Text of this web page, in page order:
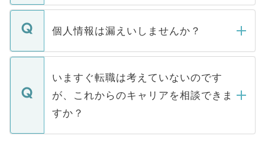
ません。
■応募殺到を避けるため 人気のある医療機
関を公にしてしまうと、応募が殺到する場
に、医療機関が求める条件に合った人材の
みを人材紹介会社に依頼するケースが増え
ています。
転職・入職を強要することは一切ありませ
ん。また、仮に応募先から内定をいただい
定を承諾する必要はありません。内定先へ
の辞退の連絡はキャリアパートナーが行い
個人情報は漏えいしませんか？
個人情報が漏えいすることはありませんの
で、ご安心ください。当サイトからの登録
などで収集したご登録者様の個人情報は、
ご本人のキャリアアップおよび転職活動の
支援を目的に使用いたします。お預かりし
ているすべての個人データはご本人の許可
いますぐ転職は考えていないのです
が、これからのキャリアを相談できま
すか？